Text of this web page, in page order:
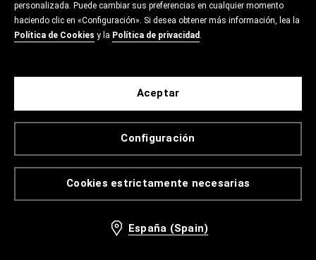
personalizada. Puede cambiar sus preferencias en cualquier momento
haciendo clic en «Configuración». Si desea obtener más información, lea la
Política de Cookies y la Política de privacidad.
Cookies estrictamente necesarias
Configuración
Aceptar
España (Spain)